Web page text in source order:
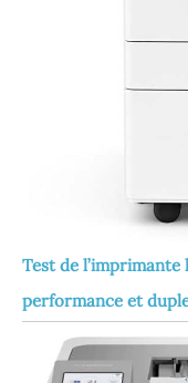
Test de l’imprimante
performance et